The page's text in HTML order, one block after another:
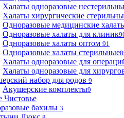
Халаты одноразовые
Халаты хирургические
Одноразовые медицинские
Одноразовые халаты для клиник
Одноразовые халаты оптом 91
Одноразовые халаты стерильные
Халаты одноразовые для
Халаты одноразовые для
набор для родов 9
Акушерские комплекты9
Чистовье
бахилы 3